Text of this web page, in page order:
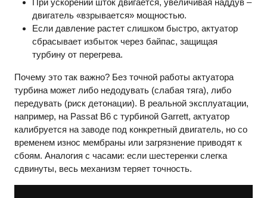
двигатель «взрывается» мощностью.
Если давление растет слишком быстро, актуатор
сбрасывает избыток через байпас, защищая
турбину от перегрева.
Почему это так важно? Без точной работы актуатора
турбина может либо недодувать (слабая тяга), либо
передувать (риск детонации). В реальной эксплуатации,
например, на Passat B6 с турбиной Garrett, актуатор
калибруется на заводе под конкретный двигатель, но со
временем износ мембраны или загрязнение приводят к
сбоям. Аналогия с часами: если шестеренки слегка
сдвинуты, весь механизм теряет точность.